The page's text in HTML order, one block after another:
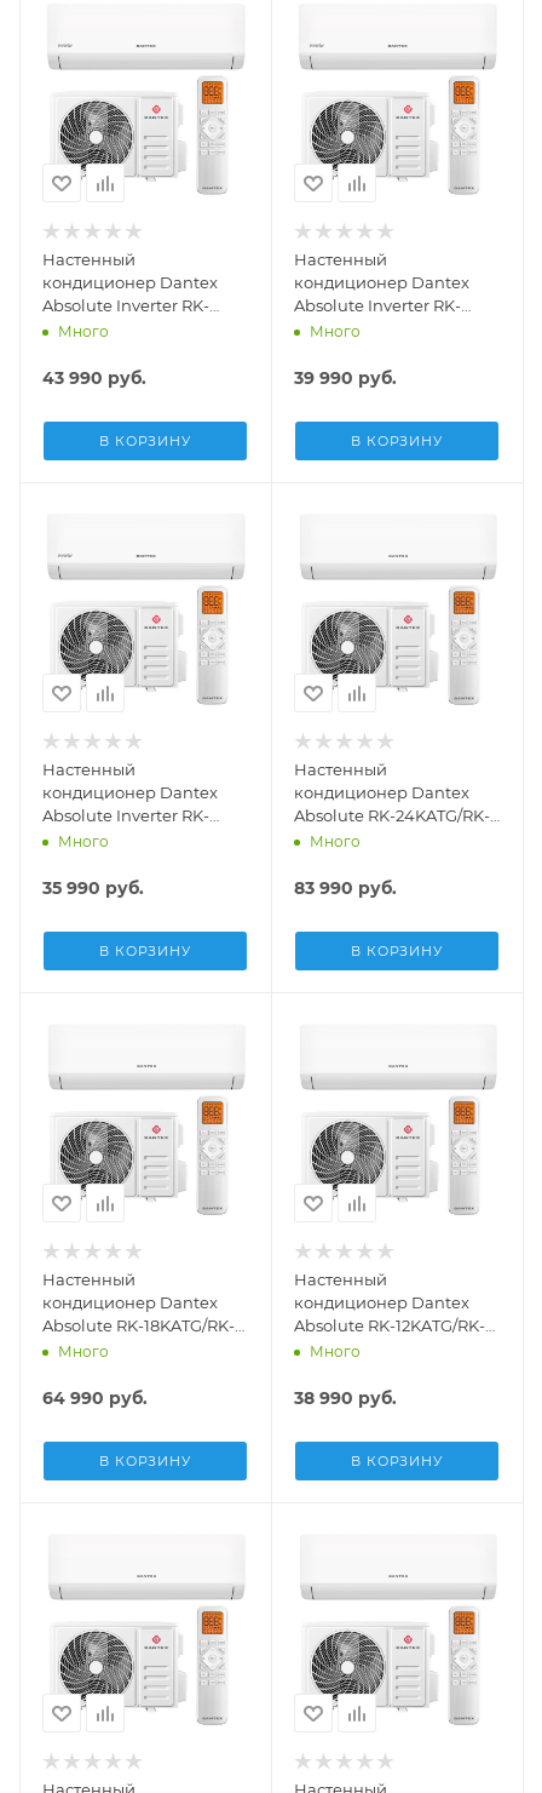
Настенный
кондиционер Dantex
Absolute Inverter RK-
12KATGI/RK-12KATGIE
Много
43 990 руб.
В КОРЗИНУ
Настенный
кондиционер Dantex
Absolute Inverter RK-
09KATGI/RK-09KATGIE
Много
39 990 руб.
В КОРЗИНУ
Настенный
кондиционер Dantex
Absolute Inverter RK-
07KATGI/RK-07KATGIE
Много
35 990 руб.
В КОРЗИНУ
Настенный
кондиционер Dantex
Absolute RK-24KATG/RK-
24KATGE
Много
83 990 руб.
В КОРЗИНУ
Настенный
кондиционер Dantex
Absolute RK-18KATG/RK-
18KATGE
Много
64 990 руб.
В КОРЗИНУ
Настенный
кондиционер Dantex
Absolute RK-12KATG/RK-
12KATGE
Много
38 990 руб.
В КОРЗИНУ